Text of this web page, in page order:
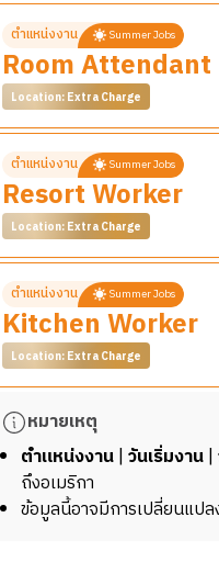
ตำแหน่งงาน Summer Jobs
Room Attendant
Location: Extra Charge
รายละเอียดงาน
เรากำลังมองหาRoom
ประสบการณ์ที่สะดวกสบายและ
หน้าที่และความรับผิดชอบ
ทำความสะอาดห้องพักและ
เปลี่ยนผ้าปูที่นอน ปลอกหม
ตรวจสอบอุปกรณ์และสิ่งอำ
รายงานความเสียหายหรือสิ่
คุณสมบัติ
ขยัน อดทน และใส่ใจในรายละ
มีความรับผิดชอบ และสามา
ตำแหน่งงาน Summer Jobs
Resort Worker
Location: Extra Charge
รายละเอียดงาน
เรากำลังมองหาResort
ความสะอาด และการช่วยเหลือ
ต้อนรับและให้บริการลูกค้าด้
ช่วยงานในส่วนต่าง ๆ ของ
ดูแลความสะอาดและความเ
จัดเตรียมอุปกรณ์หรือสิ่งขอ
ทำงานร่วมกับทีมเพื่อสร้า
ตำแหน่งงาน Summer Jobs
Kitchen Worker
Location: Extra Charge
รายละเอียดงาน
เรากำลังมองหา Kitchen
สะอาดให้เป็นไปตามมาตรฐาน
หน้าที่และความรับผิดชอบ
หมายเหตุ
ตำแหน่งงาน|วันเริ่มงาน|
ถึงอเมริกา
ข้อมูลนี้อาจมีการเปลี่ยนแป